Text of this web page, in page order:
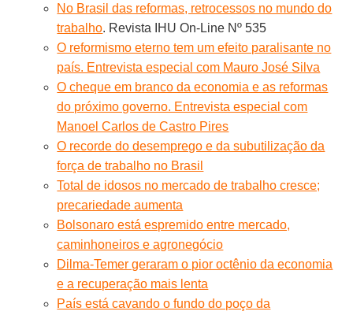
No Brasil das reformas, retrocessos no mundo do
trabalho. Revista IHU On-Line Nº 535
O reformismo eterno tem um efeito paralisante no
país. Entrevista especial com Mauro José Silva
O cheque em branco da economia e as reformas
do próximo governo. Entrevista especial com
Manoel Carlos de Castro Pires
O recorde do desemprego e da subutilização da
força de trabalho no Brasil
Total de idosos no mercado de trabalho cresce;
precariedade aumenta
Bolsonaro está espremido entre mercado,
caminhoneiros e agronegócio
Dilma-Temer geraram o pior octênio da economia
e a recuperação mais lenta
País está cavando o fundo do poço da